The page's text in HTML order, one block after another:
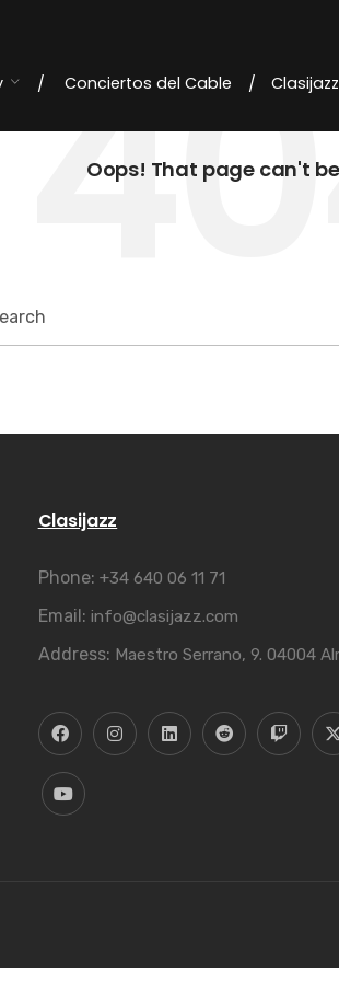
Conciertos del Cable
Oops! That page can't
Clasijazz
Phone: +34 640 06 11 71
Email: info@clasijazz.com
Address: Maestro Serrano, 9. 04004